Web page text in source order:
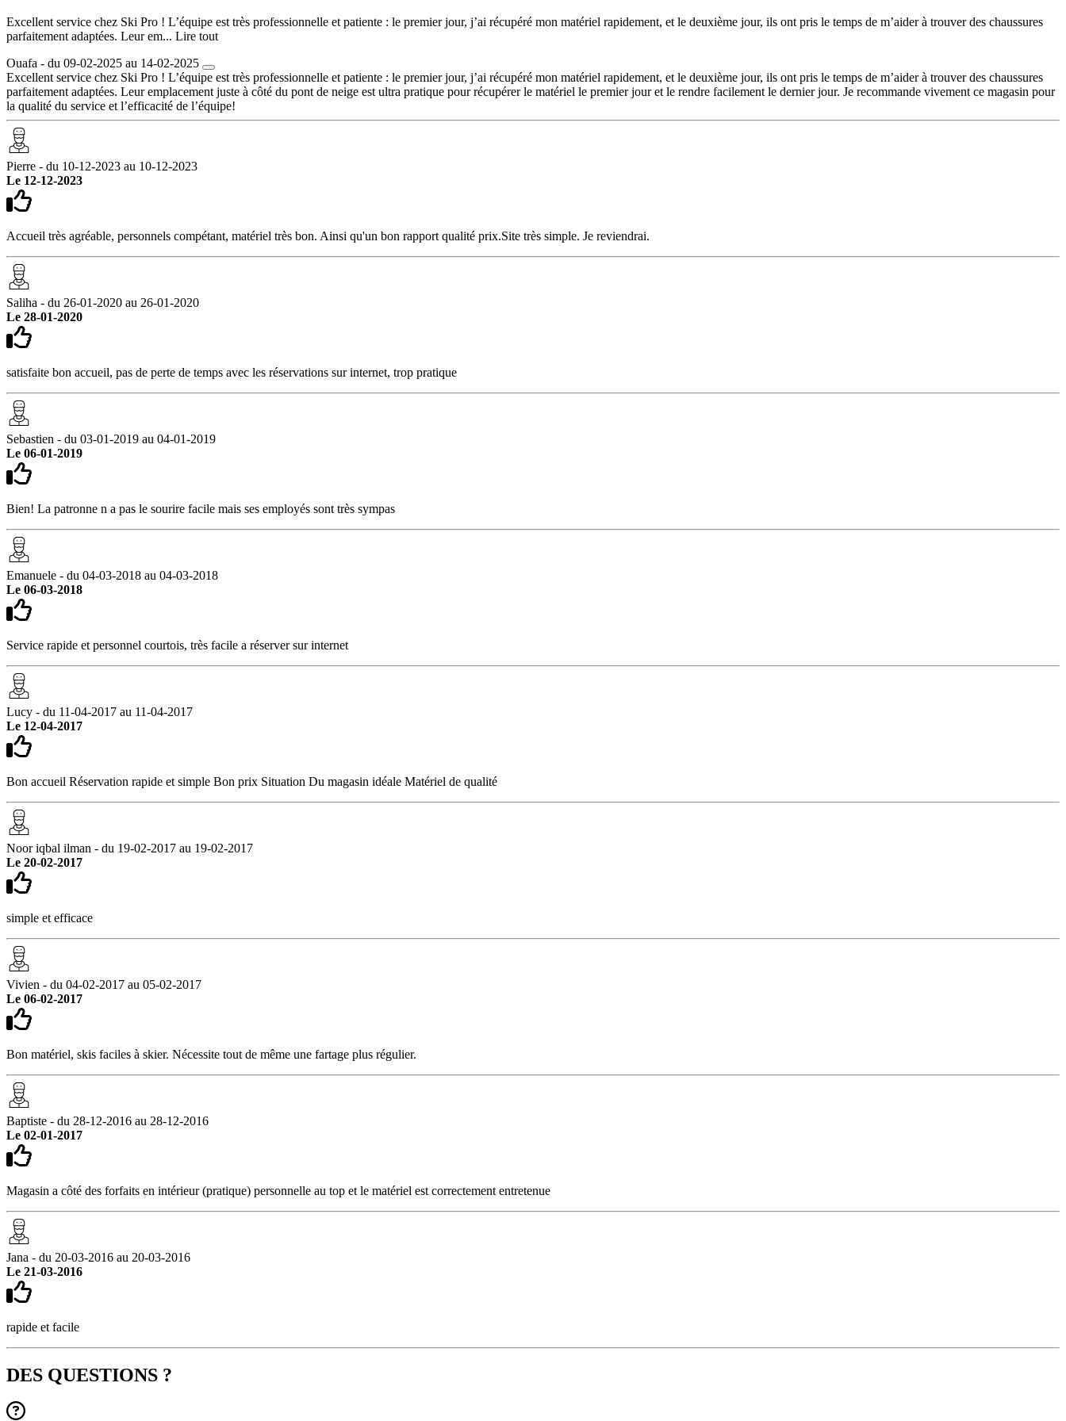
Excellent service chez Ski Pro ! L’équipe est très professionnelle et patiente : le premier jour, j’ai récupéré mon matériel rapidement, et le deuxième jour, ils ont pris le temps de m’aider à trouver des chaussures
parfaitement adaptées. Leur em... Lire tout
Ouafa - du 09-02-2025 au 14-02-2025
Excellent service chez Ski Pro ! L’équipe est très professionnelle et patiente : le premier jour, j’ai récupéré mon matériel rapidement, et le deuxième jour, ils ont pris le temps de m’aider à trouver des chaussures
parfaitement adaptées. Leur emplacement juste à côté du pont de neige est ultra pratique pour récupérer le matériel le premier jour et le rendre facilement le dernier jour. Je recommande vivement ce magasin pour
la qualité du service et l’efficacité de l’équipe!
Pierre - du 10-12-2023 au 10-12-2023
Le 12-12-2023
Accueil très agréable, personnels compétant, matériel très bon. Ainsi qu'un bon rapport qualité prix.Site très simple. Je reviendrai.
Saliha - du 26-01-2020 au 26-01-2020
Le 28-01-2020
satisfaite bon accueil, pas de perte de temps avec les réservations sur internet, trop pratique
Sebastien - du 03-01-2019 au 04-01-2019
Le 06-01-2019
Bien! La patronne n a pas le sourire facile mais ses employés sont très sympas
Emanuele - du 04-03-2018 au 04-03-2018
Le 06-03-2018
Service rapide et personnel courtois, très facile a réserver sur internet
Lucy - du 11-04-2017 au 11-04-2017
Le 12-04-2017
Bon accueil Réservation rapide et simple Bon prix Situation Du magasin idéale Matériel de qualité
Noor iqbal ilman - du 19-02-2017 au 19-02-2017
Le 20-02-2017
simple et efficace
Vivien - du 04-02-2017 au 05-02-2017
Le 06-02-2017
Bon matériel, skis faciles à skier. Nécessite tout de même une fartage plus régulier.
Baptiste - du 28-12-2016 au 28-12-2016
Le 02-01-2017
Magasin a côté des forfaits en intérieur (pratique) personnelle au top et le matériel est correctement entretenue
Jana - du 20-03-2016 au 20-03-2016
Le 21-03-2016
rapide et facile
DES QUESTIONS ?